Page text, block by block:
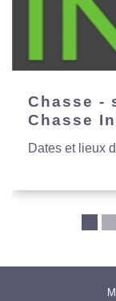
Chasse -
Chasse
Dates et lieux